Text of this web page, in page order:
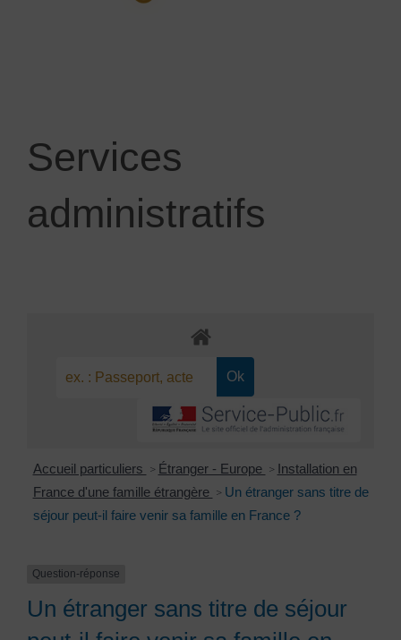
Services
administratifs
Accueil particuliers > Étranger - Europe > Installation en
France d'une famille étrangère > Un étranger sans titre de
séjour peut-il faire venir sa famille en France ?
Question-réponse
Un étranger sans titre de séjour